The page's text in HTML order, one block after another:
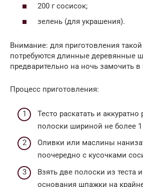
200 г сосисок;
зелень (для украшения).
Внимание: для приготовления такой
потребуются длинные деревянные
предварительно на ночь замочить в
Процесс приготовления:
Тесто раскатать и аккуратно
полоски шириной не более
Оливки или маслины
поочередно с кусочками
Взять две полоски из теста
основания шпажки на